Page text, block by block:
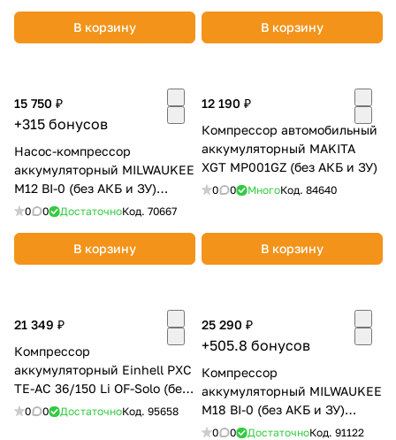
В корзину В корзину
15 750 ₽
+315 бонусов
Насос-компрессор
аккумуляторный MILWAUKEE
M12 BI-0 (без АКБ и ЗУ)
4933464124
0 0 ДостаточноКод. 70667
В корзину
12 190 ₽
Компрессор автомобильный
аккумуляторный MAKITA
XGT MP001GZ (без АКБ и ЗУ)
0 0 МногоКод. 84640
В корзину
21 349 ₽
Компрессор
аккумуляторный Einhell PXC
TE-AC 36/150 Li OF-Solo (без
АКБ и ЗУ) 4020415
0 0 ДостаточноКод. 95658
25 290 ₽
+505.8 бонусов
Компрессор
аккумуляторный MILWAUKEE
M18 BI-0 (без АКБ и ЗУ)
4933478706
0 0 ДостаточноКод. 91122
Получайте товар
выбранный способом
75% будут
с вашей карты
по25% каждые 2 недели
Подробнее
об оплате Плайтом
недели
Остались вопросы?
8 800 302-02-51
plait.ru